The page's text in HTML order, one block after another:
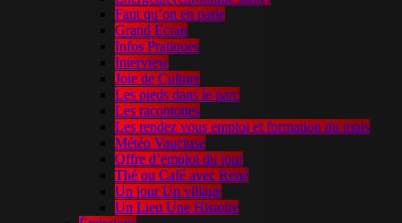
Faut qu’on en parle
Grand Ecran
Infos Pratiques
Interview
Joie de Culture
Les pieds dans le parc
Les racontottes
Les rendez vous emploi et formation du mois
Météo Vaucluse
Offre d’emploi du jour
Thé ou Café avec René
Un jour Un village
Un Lieu Une Histoire